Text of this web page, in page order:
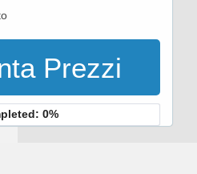
Prezzi
0%